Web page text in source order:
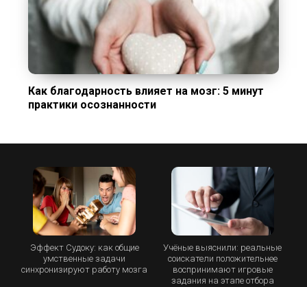
Как благодарность влияет на мозг: 5 минут
практики осознанности
Эффект Судоку: как общие
умственные задачи
синхронизируют работу мозга
Учёные выяснили: реальные
соискатели положительнее
воспринимают игровые
задания на этапе отбора